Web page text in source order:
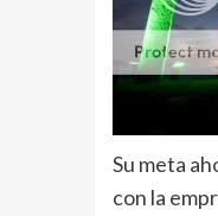
Su meta
con la